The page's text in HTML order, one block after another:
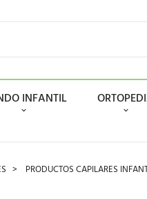
INFANTIL
PRODUCTOS CAPILARES